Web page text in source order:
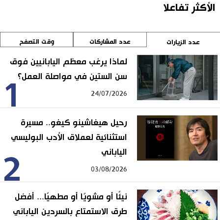
الأكثر تفاعلا
عدد الزيارات عدد المشاركات وقت التصفح
1
لماذا يرغب معظم اليابانيين فوق
سن الستين في مواصلة العمل؟
24/07/2026
2
رحيل هيغاشينو كيغو.. مسيرة
استثنائية لعملاق الأدب البوليسي
الياباني
03/08/2026
نيئًا أو مشويًا أو مطهيًا... أفضل
طرق الاستمتاع بالسردين الياباني